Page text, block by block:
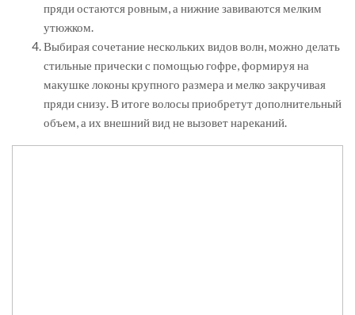
пряди остаются ровным, а нижние завиваются мелким
утюжком.
Выбирая сочетание нескольких видов волн, можно делать
стильные прически с помощью гофре, формируя на
макушке локоны крупного размера и мелко закручивая
пряди снизу. В итоге волосы приобретут дополнительный
объем, а их внешний вид не вызовет нареканий.